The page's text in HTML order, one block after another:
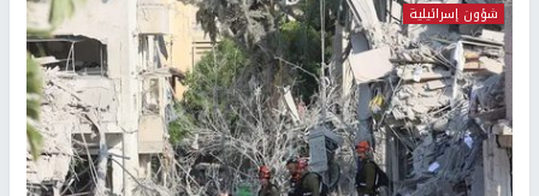
شؤون إسرائيلية